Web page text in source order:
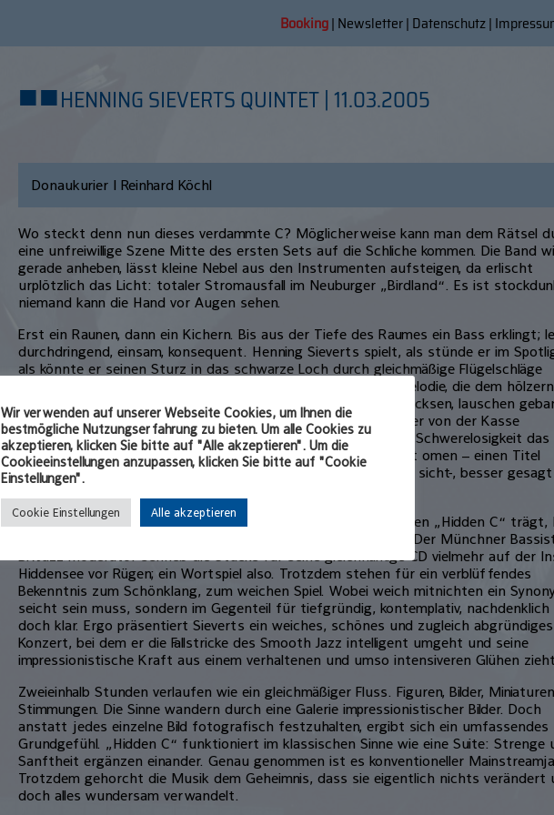
Booking| Newsletter| Datenschutz|
■■HENNING SIEVERTS QUINTET | 11.03.2005
Donaukurier | Reinhard Köchl
Wo steckt denn nun dieses verdammte C? Möglicherweise kann man dem Rätsel
eine unfreiwillige Szene Mitte des ersten Sets auf die Schliche kommen. Die Band
gerade anheben, lässt kleine Nebel aus den Instrumenten aufsteigen, da erlischt
urplötzlich das Licht: totaler Stromausfall im Neuburger „Birdland“. Es ist
niemand kann die Hand vor Augen sehen.
Erst ein Raunen, dann ein Kichern. Bis aus der Tiefe des Raumes ein Bass erklingt;
durchdringend, einsam, konsequent. Henning Sieverts spielt, als stünde er im
als könnte er seinen Sturz in das schwarze Loch durch gleichmäßige Flügelschläge
verlangsamen. Blind. Es ist eine wunderschöne, verhangene Melodie, die dem
Korpus entschwebt. Die Leute haben längst aufgehört zu glucksen, lauschen
die seltsame Finsternis hinein, bis der gespenstische Schein der von der Kasse
hereingehaltenen Stehlampe nach zwei Minuten unsichtbarer Schwerelosigkeit das
Versteck der Band niederreißt. Die intoniert dann – nomen est omen – einen Titel
namens „Night Train“. Und auch das C scheint mit einem Mal sicht-, besser gesagt
hörbar zu sein.
Doch gemach: Obwohl Sieverts` aktuelles Programm den Namen „Hidden C“ trägt,
es in Wirklichkeit kaum etwas mit verborgenen Noten zu tun. Der Münchner
BR-Jazz-Moderator schrieb die Stücke für seine gleichnamige CD vielmehr auf der
Hiddensee vor Rügen; ein Wortspiel also. Trotzdem stehen für ein verblüffendes
Bekenntnis zum Schönklang, zum weichen Spiel. Wobei weich mitnichten ein
seicht sein muss, sondern im Gegenteil für tiefgründig, kontemplativ, nachdenklich
doch klar. Ergo präsentiert Sieverts ein weiches, schönes und zugleich abgründiges
Konzert, bei dem er die Fallstricke des Smooth Jazz intelligent umgeht und seine
impressionistische Kraft aus einem verhaltenen und umso intensiveren Glühen zieht.
Zweieinhalb Stunden verlaufen wie ein gleichmäßiger Fluss. Figuren, Bilder,
Stimmungen. Die Sinne wandern durch eine Galerie impressionistischer Bilder. Doch
anstatt jedes einzelne Bild fotografisch festzuhalten, ergibt sich ein umfassendes
Grundgefühl. „Hidden C“ funktioniert im klassischen Sinne wie eine Suite: Strenge
Sanftheit ergänzen einander. Genau genommen ist es konventioneller
Trotzdem gehorcht die Musik dem Geheimnis, dass sie eigentlich nichts verändert
doch alles wundersam verwandelt.
Wir verwenden auf unserer Webseite Cookies, um Ihnen die
bestmögliche Nutzungserfahrung zu bieten. Um alle Cookies zu
akzeptieren, klicken Sie bitte auf "Alle akzeptieren". Um die
Cookieeinstellungen anzupassen, klicken Sie bitte auf "Cookie
Einstellungen".
Cookie Einstellungen Alle akzeptieren